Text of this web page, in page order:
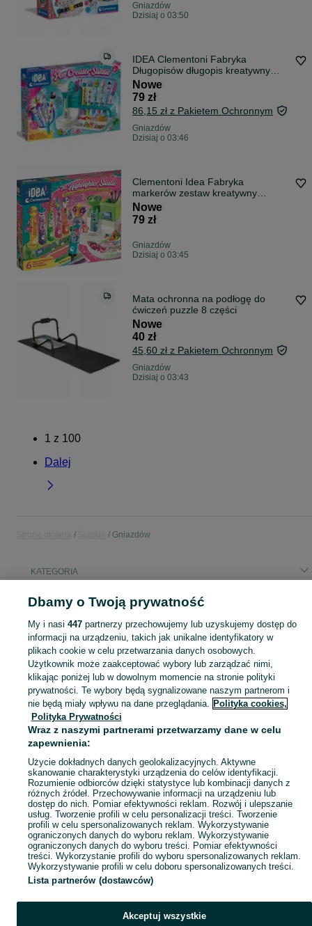
Gniazdów
Dzisiaj o 03:50
IDEA Clementoni Fabryka
Długopisów długopis kreatywny
laboratorium
Nowe
79 zł
86,15 zł z Pakietem Ochronnym
Gniazdów
Dzisiaj o 03:46
Clementoni Idea Fabryka
markerów zestaw kreatywny
marker mazak
Nowe
79 zł
Gniazdów
Dzisiaj o 03:45
Mata ochronna na podłogę do
ćwiczeń puzzle 8 części
Nowe
40 zł
45,60 zł z Pakietem Ochronnym
Gniazdów
Dzisiaj o 03:43
1 z 100
Dalej
Gniazdów
KATEGORIA
Popularne wyszukiwania
nocleg felgi 4x100 16 hyundai
Skorzystaj z największego serwisu ogłoszeniowego - Gniazdów i okolice! Kupuj to, czego pragniesz i sprzedawaj to, czego już nie potrzebujesz! Zobacz
Mapa kategorii
Mapa miejscowości
Mapa ministron
Popularne wyszukiwania
Dbamy o Twoją prywatność
My i nasi 447partnerzy przechowujemy lub uzyskujemy dostęp do
informacji na urządzeniu, takich jak unikalne identyfikatory w
plikach cookie w celu przetwarzania danych osobowych.
Użytkownik może zaakceptować wybory lub zarządzać nimi,
klikając poniżej lub w dowolnym momencie na stronie polityki
prywatności. Te wybory będą sygnalizowane naszym partnerom i
nie będą miały wpływu na dane przeglądania. Polityka cookies,
Polityka Prywatności
Wraz z naszymi partnerami przetwarzamy dane w celu
zapewnienia:
Użycie dokładnych danych geolokalizacyjnych. Aktywne
skanowanie charakterystyki urządzenia do celów identyfikacji.
Rozumienie odbiorców dzięki statystyce lub kombinacji danych z
różnych źródeł. Przechowywanie informacji na urządzeniu lub
dostęp do nich. Pomiar efektywności reklam. Rozwój i ulepszanie
usług. Tworzenie profili w celu personalizacji treści. Tworzenie
profili w celu spersonalizowanych reklam. Wykorzystywanie
ograniczonych danych do wyboru reklam. Wykorzystywanie
ograniczonych danych do wyboru treści. Pomiar efektywności
treści. Wykorzystanie profili do wyboru spersonalizowanych reklam.
Wykorzystywanie profili w celu doboru spersonalizowanych treści.
Lista partnerów (dostawców)
Akceptuj wszystkie